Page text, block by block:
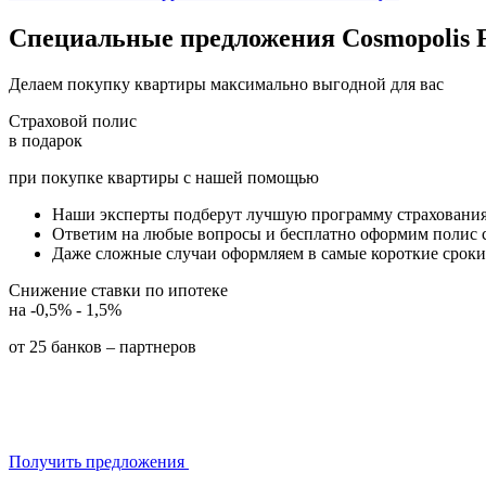
Специальные предложения Cosmopolis
Делаем покупку квартиры максимально выгодной для вас
Страховой полис
в подарок
при покупке квартиры с нашей помощью
Наши эксперты подберут лучшую программу
Ответим на любые вопросы и бесплатно оформим полис
Даже сложные случаи оформляем в самые короткие сроки
Снижение ставки по ипотеке
на -0,5% - 1,5%
от 25 банков – партнеров
Получить предложения